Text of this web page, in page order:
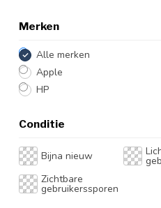
Merken
Alle merken
Apple
HP
Conditie
Bijna nieuw
Zichtbare
gebruikerssporen